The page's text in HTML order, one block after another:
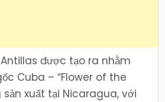
được tạo ra nhằm
Cuba – “Flower of the
sản xuất tại Nicaragua, với